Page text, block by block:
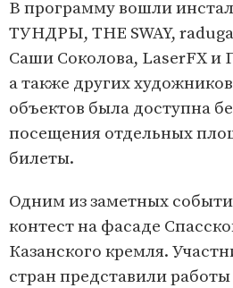
В программу вошли
ТУНДРЫ, THE SWAY,
Саши Соколова, LaserFX и
а также других
объектов была доступна
посещения отдельных
билеты.
Одним из заметных
контест на фасаде
Казанского кремля.
стран представили работы